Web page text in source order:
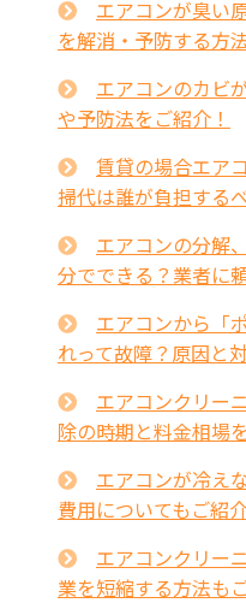
エアコンが臭い
を解消・予防する方
エアコンのカビ
や予防法をご紹介！
賃貸の場合エア
掃代は誰が負担する
エアコンの分解
分でできる？業者に
エアコンから「
れって故障？原因と
エアコンクリー
除の時期と料金相場
エアコンが冷え
費用についてもご紹介
エアコンクリー
業を短縮する方法も